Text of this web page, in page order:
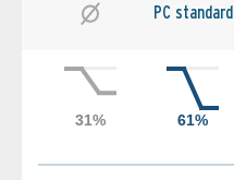
PC standard